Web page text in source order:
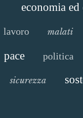
economia ed
lavoro malati
pace politica
sicurezza